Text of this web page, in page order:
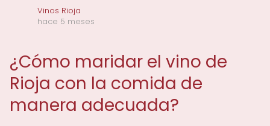
Vinos Rioja
hace 5 meses
¿Cómo maridar el vino de
Rioja con la comida de
manera adecuada?